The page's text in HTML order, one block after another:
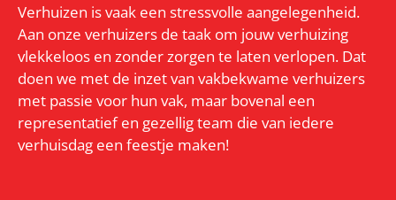
Verhuizen is vaak een stressvolle aangelegenheid.
Aan onze verhuizers de taak om jouw verhuizing
vlekkeloos en zonder zorgen te laten verlopen. Dat
doen we met de inzet van vakbekwame verhuizers
met passie voor hun vak, maar bovenal een
representatief en gezellig team die van iedere
verhuisdag een feestje maken!